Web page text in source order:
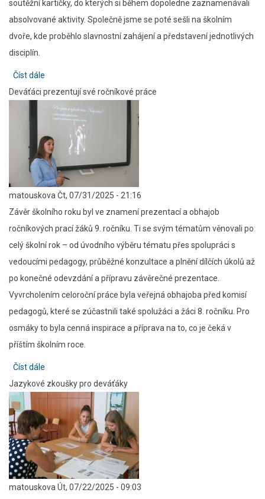
soutěžní kartičky, do kterých si během dopoledne zaznamenávali
absolvované aktivity. Společně jsme se poté sešli na školním
dvoře, kde proběhlo slavnostní zahájení a představení jednotlivých
disciplín.
Číst dále
Sportovní
den
závěr
školního
roku
Deváťáci prezentují své ročníkové práce
matouskova Čt, 07/31/2025 - 21:16
Závěr školního roku byl ve znamení prezentací a obhajob
ročníkových prací žáků 9. ročníku. Ti se svým tématům věnovali po
celý školní rok – od úvodního výběru tématu přes spolupráci s
vedoucími pedagogy, průběžné konzultace a plnění dílčích úkolů až
po konečné odevzdání a přípravu závěrečné prezentace.
Vyvrcholením celoroční práce byla veřejná obhajoba před komisí
pedagogů, které se zúčastnili také spolužáci a žáci 8. ročníku. Pro
osmáky to byla cenná inspirace a příprava na to, co je čeká v
příštím školním roce.
Číst dále
Deváťáci
prezentují
své
ročníkové
práce
Jazykové zkoušky pro deváťáky
matouskova Út, 07/22/2025 - 09:03